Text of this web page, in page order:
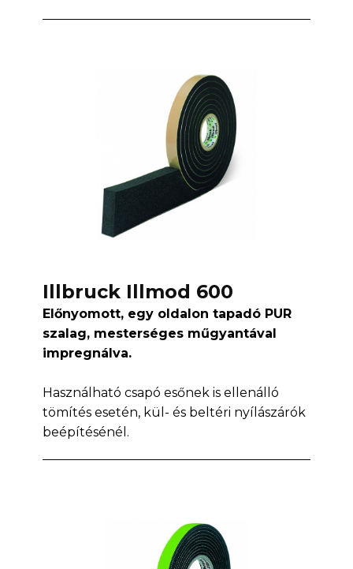
Illbruck Illmod 600
Előnyomott, egy oldalon tapadó PUR
szalag, mesterséges műgyantával
impregnálva.
Használható csapó esőnek is ellenálló
tömítés esetén, kül- és beltéri nyílászárók
beépítésénél.